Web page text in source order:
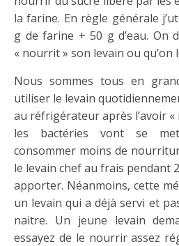
la farine. En règle générale
g de farine + 50 g d’eau. On
« nourrit » son levain ou qu’on
Nous sommes tous en
utiliser le levain
au réfrigérateur après l’avoir
les bactéries vont se
consommer moins de
le levain chef au frais pendant
apporter. Néanmoins, cette
un levain qui a déjà servi et
naitre. Un jeune levain
essayez de le nourrir assez